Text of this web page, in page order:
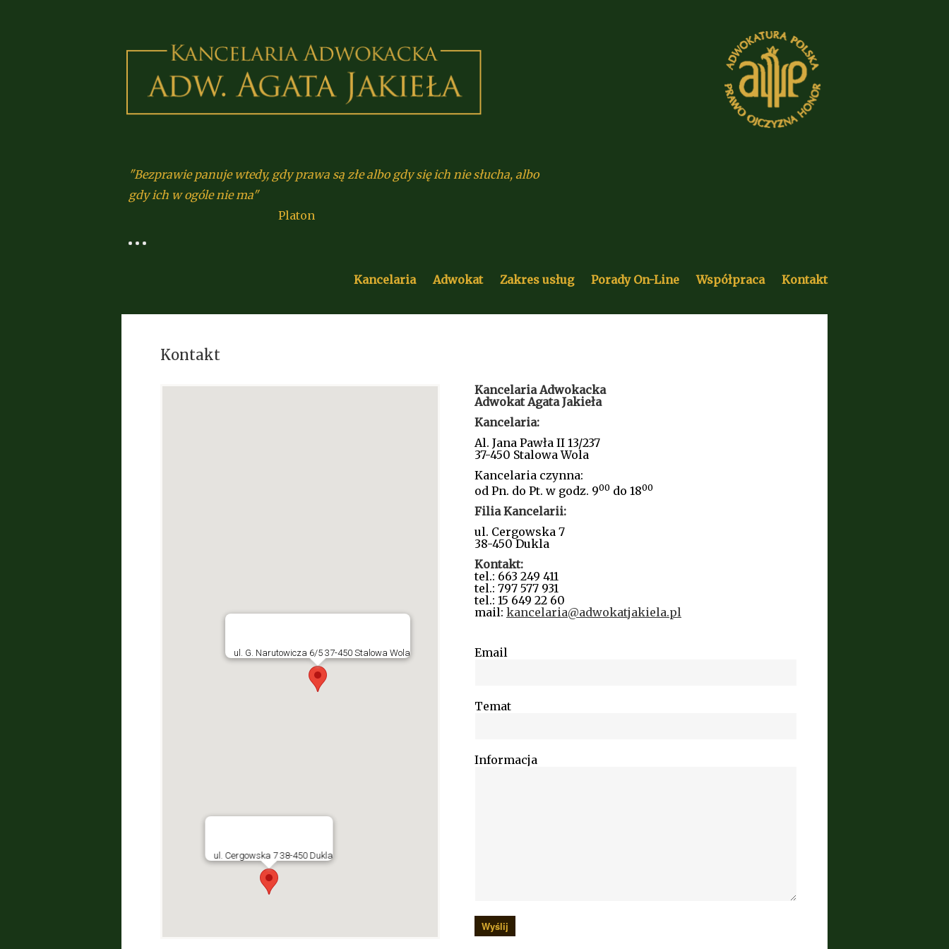
"Bezprawie panuje wtedy, gdy prawa są złe albo gdy się ich nie słucha, albo
gdy ich w ogóle nie ma"
Platon
Kancelaria Adwokat Zakres usług Porady On-Line Współpraca Kontakt
Kancelaria Adwokat Zakres usług Porady On-Line Współpraca Kontakt
Kontakt
ul. G. Narutowicza 6/5 37-450 Stalowa Wola
ul. Cergowska 7 38-450 Dukla
Kancelaria Adwokacka
Adwokat Agata Jakieła
Kancelaria:
Al. Jana Pawła II 13/237
37-450 Stalowa Wola
Kancelaria czynna:
od Pn. do Pt. w godz. 900 do 1800
Filia Kancelarii:
ul. Cergowska 7
38-450 Dukla
Kontakt:
tel.: 663 249 411
tel.: 797 577 931
tel.: 15 649 22 60
mail: kancelaria@adwokatjakiela.pl
Email
Temat
Informacja